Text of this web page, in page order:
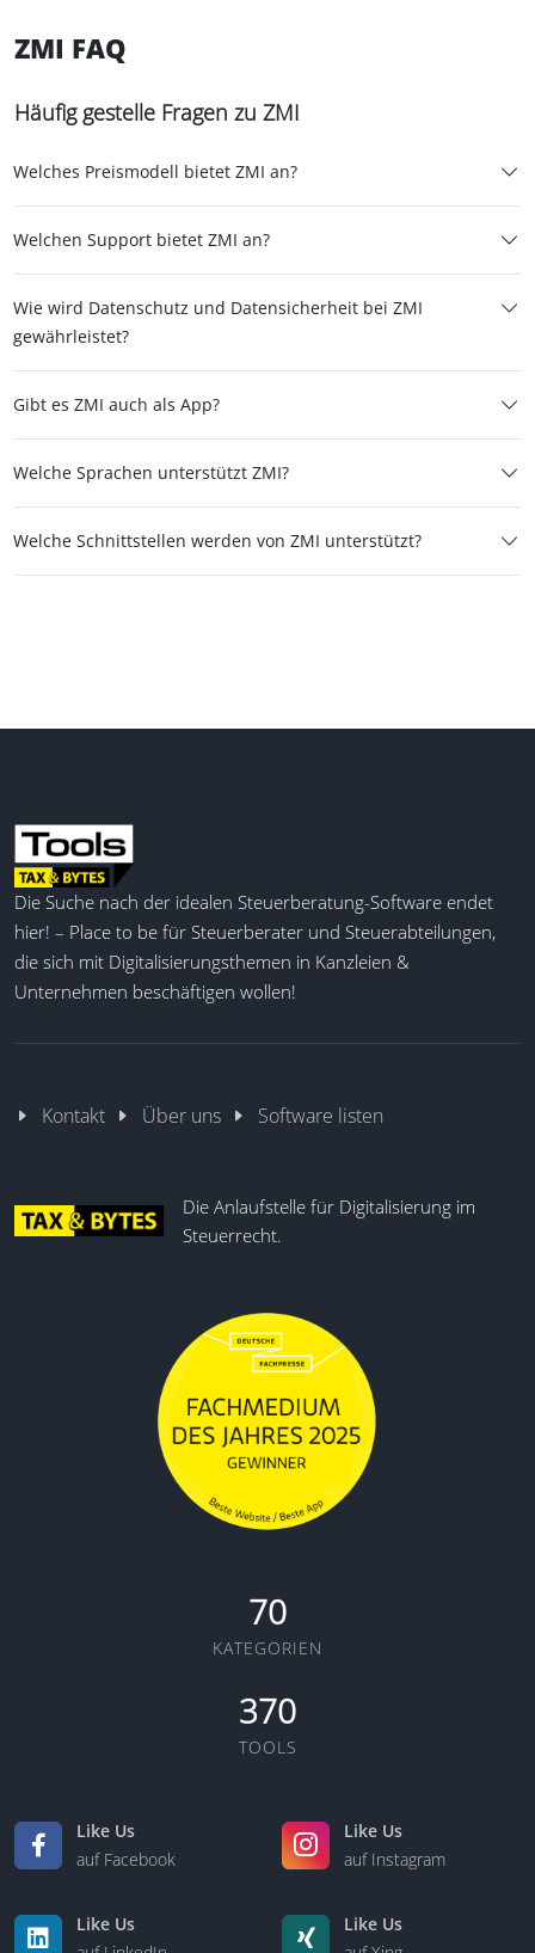
ZMI FAQ
Häufig gestelle Fragen zu ZMI
Welches Preismodell bietet ZMI an?
Welchen Support bietet ZMI an?
Wie wird Datenschutz und Datensicherheit bei ZMI
gewährleistet?
Gibt es ZMI auch als App?
Welche Sprachen unterstützt ZMI?
Welche Schnittstellen werden von ZMI unterstützt?
Die Suche nach der idealen Steuerberatung-Software endet
hier! – Place to be für Steuerberater und Steuerabteilungen,
die sich mit Digitalisierungsthemen in Kanzleien &
Unternehmen beschäftigen wollen!
Kontakt Über uns Software listen
Die Anlaufstelle für Digitalisierung im
Steuerrecht.
70
KATEGORIEN
370
TOOLS
Like Us
auf Facebook
Like Us
auf Instagram
Like Us
Like Us